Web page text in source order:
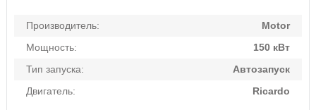
Производитель:
Motor
Мощность:
150 кВт
Тип запуска:
Автозапуск
Двигатель:
Ricardo